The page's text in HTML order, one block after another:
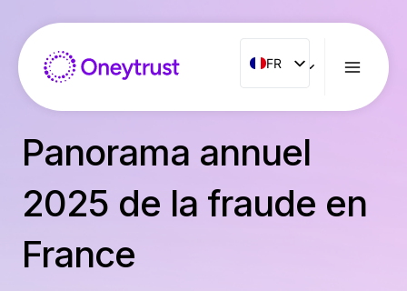
contenu
FR
FR
ENG
PT
Panorama annuel
2025 de la fraude en
France